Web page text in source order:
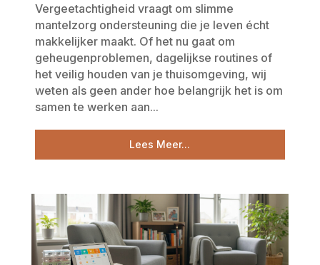
Vergeetachtigheid vraagt om slimme
mantelzorg ondersteuning die je leven écht
makkelijker maakt. Of het nu gaat om
geheugenproblemen, dagelijkse routines of
het veilig houden van je thuisomgeving, wij
weten als geen ander hoe belangrijk het is om
samen te werken aan...
Lees Meer...